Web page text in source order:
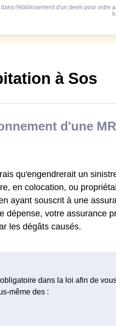
l'établissement d'un devis pour votre
à Sos
d'une
qu'engendrerait un
en colocation, ou
ayant souscrit à une
dépense, votre assurance
les dégâts causés.
dans la loi afin de
même des :